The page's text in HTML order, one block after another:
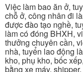
Việc làm bao ăn ở,
chỗ ở, công nhân đi
được đào tạo nghề,
làm có đóng BHXH,
thưởng chuyên cần,
nhà, tuyển lao động
kho, phụ kho, bốc
bằng xe máy,